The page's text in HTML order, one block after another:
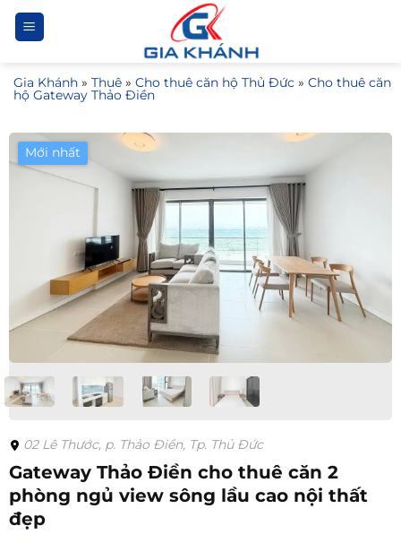
Bỏ
qua
dung
Gia Khánh » Thuê » Cho thuê căn hộ Thủ Đức » Cho thuê căn
hộ Gateway Thảo Điền
Mới nhất
02 Lê Thước, p. Thảo Điền, Tp. Thủ Đức
Gateway Thảo Điền cho thuê căn 2
phòng ngủ view sông lầu cao nội thất
đẹp